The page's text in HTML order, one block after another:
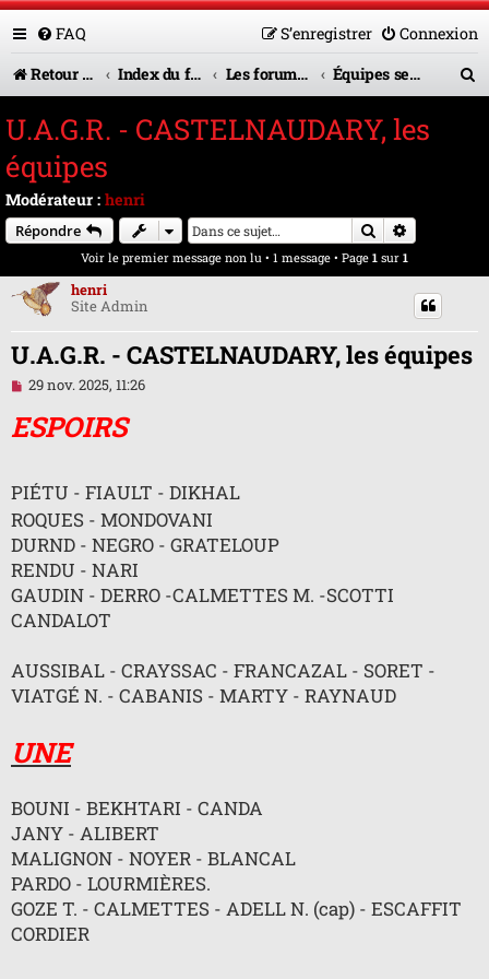
FAQ Connexion
S’enregistrer
Retour vers le site U.A.G.R.
Index du forum Les forums en service Équipes seniors
c
U.A.G.R. - CASTELNAUDARY, les
équipes
Modérateur : henri
Répondre Rechercher
Voir le premier message non lu • 1 message • Page 1 sur 1
henri
Site Admin
U.A.G.R. - CASTELNAUDARY, les équipes
M
s
s
e
n
o
n
l
u
29 nov. 2025, 11:26
ESPOIRS
PIÉTU - FIAULT - DIKHAL
ROQUES - MONDOVANI
DURND - NEGRO - GRATELOUP
RENDU - NARI
GAUDIN - DERRO -CALMETTES M. -SCOTTI
CANDALOT
AUSSIBAL - CRAYSSAC - FRANCAZAL - SORET -
VIATGÉ N. - CABANIS - MARTY - RAYNAUD
UNE
BOUNI - BEKHTARI - CANDA
JANY - ALIBERT
MALIGNON - NOYER - BLANCAL
PARDO - LOURMIÈRES.
GOZE T. - CALMETTES - ADELL N. (cap) - ESCAFFIT
CORDIER